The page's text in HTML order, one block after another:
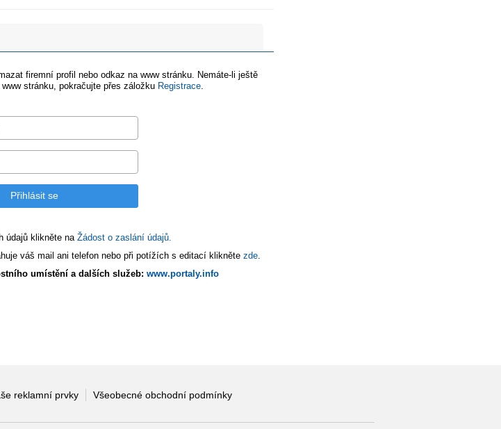
firemní profil nebo odkaz na www stránku. Nemáte-li ještě
stránku, pokračujte přes záložku Registrace
údajů klikněte na Žádost o zaslání údajů.
váš mail ani telefon nebo při potížích s editací klikněte zde
umístění a dalších služeb: www.portaly.info
reklamní prvky Všeobecné obchodní podmínky